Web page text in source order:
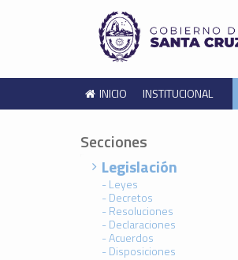
INICIO INSTITUCIONAL
Secciones
Legislación
- Leyes
- Decretos
- Resoluciones
- Declaraciones
- Acuerdos
- Disposiciones